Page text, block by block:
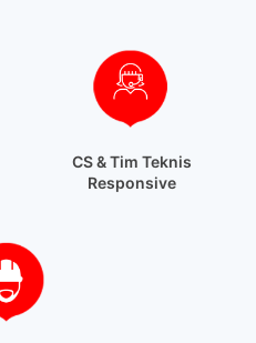
CS & Tim Teknis
Responsive